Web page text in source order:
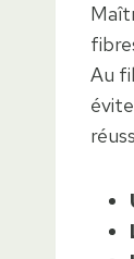
Au